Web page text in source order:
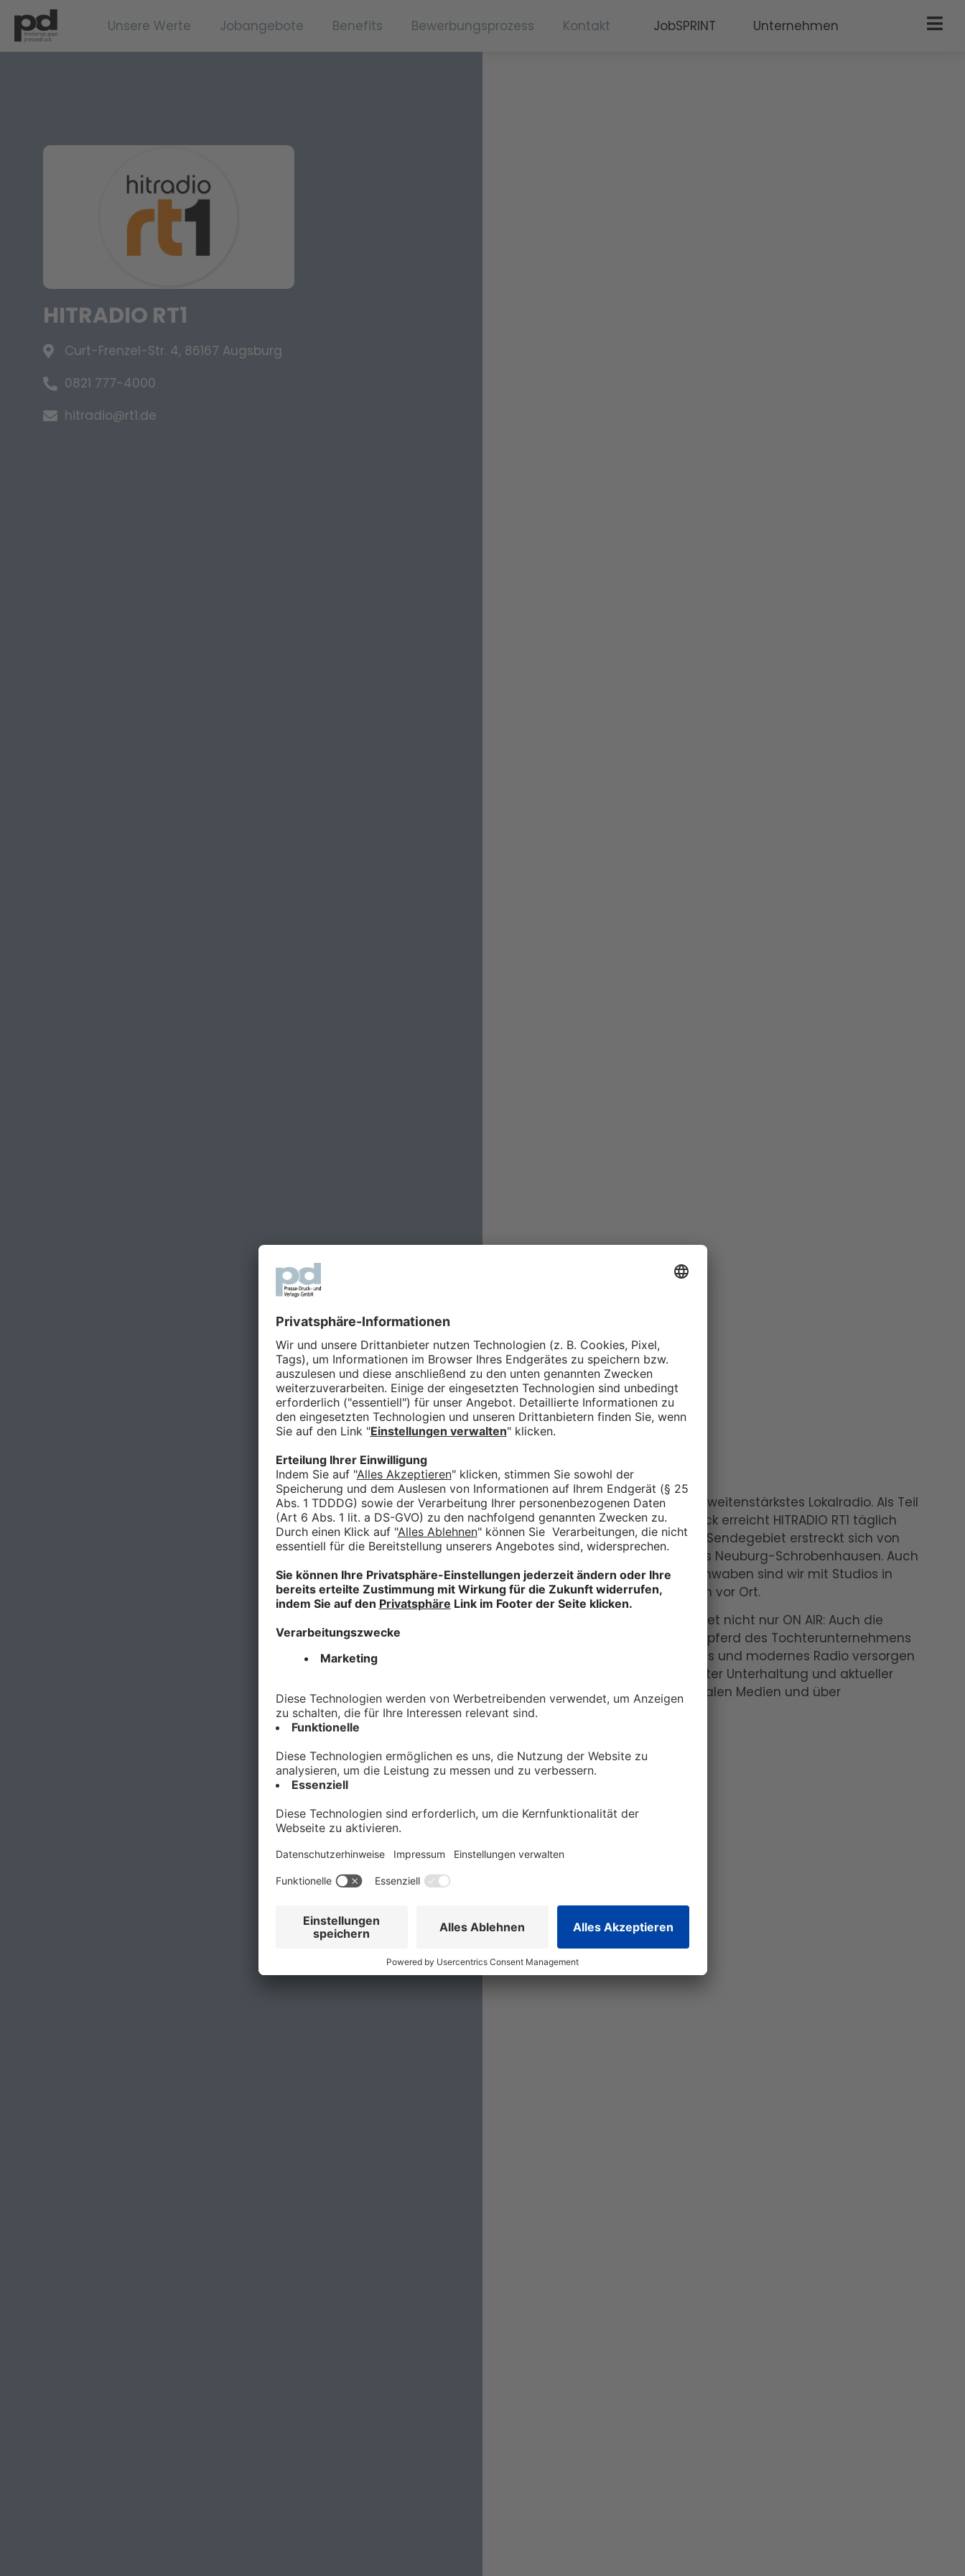
Unsere Werte Jobangebote Benefits Bewerbungsprozess Kontakt JobSPRINT Unternehmen
HITRADIO RT1
Curt-Frenzel-Str. 4, 86167 Augsburg
0821 777-4000
hitradio@rt1.de
Das sind wir
HITRADIO RT1 ist Bayerns reichweitenstärkstes Lokalradio. Als Teil
der Mediengruppe Pressedruck erreicht HITRADIO RT1 täglich
über 221.000 Hörer:innen. Das Sendegebiet erstreckt sich von
Augsburg, bis in den Landkreis Neuburg-Schrobenhausen. Auch
in Nordschwaben und Südschwaben sind wir mit Studios in
Donauwörth und Memmingen vor Ort.
-Team sendet nicht nur ON AIR: Auch die
Onlinepräsenz ist ein Steckenpferd des Tochterunternehmens
der rt1.media group. Als junges und modernes Radio versorgen
wir unsere Hörer:innen mit guter Unterhaltung und aktueller
Berichterstattung in den Sozialen Medien und über
imsueden.de .